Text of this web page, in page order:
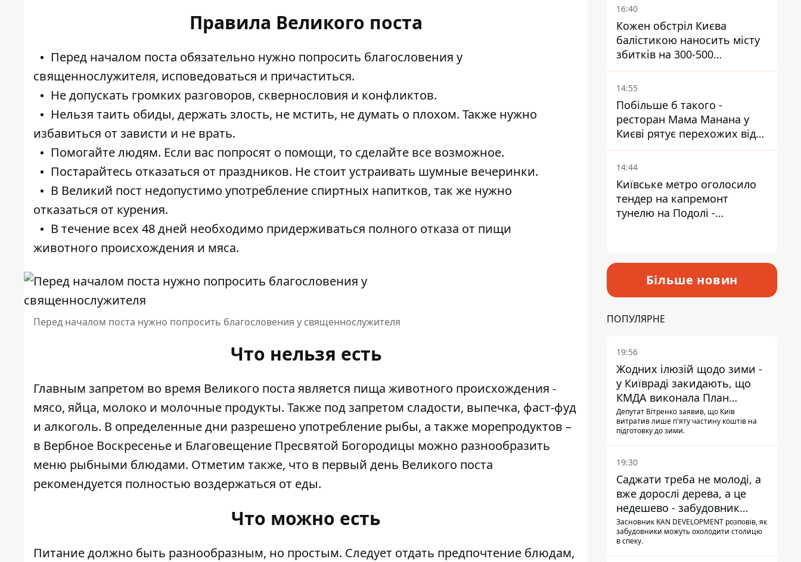
Правила Великого поста
Перед началом поста обязательно нужно попросить благословения у
священнослужителя, исповедоваться и причаститься.
Не допускать громких разговоров, сквернословия и конфликтов.
Нельзя таить обиды, держать злость, не мстить, не думать о плохом. Также нужно
избавиться от зависти и не врать.
Помогайте людям. Если вас попросят о помощи, то сделайте все возможное.
Постарайтесь отказаться от праздников. Не стоит устраивать шумные вечеринки.
В Великий пост недопустимо употребление спиртных напитков, так же нужно
отказаться от курения.
В течение всех 48 дней необходимо придерживаться полного отказа от пищи
животного происхождения и мяса.
Перед началом поста нужно попросить благословения у священнослужителя
Что нельзя есть
Главным запретом во время Великого поста является пища животного происхождения -
мясо, яйца, молоко и молочные продукты. Также под запретом сладости, выпечка, фаст-фуд
и алкоголь. В определенные дни разрешено употребление рыбы, а также морепродуктов –
в Вербное Воскресенье и Благовещение Пресвятой Богородицы можно разнообразить
меню рыбными блюдами. Отметим также, что в первый день Великого поста
рекомендуется полностью воздержаться от еды.
Что можно есть
Питание должно быть разнообразным, но простым. Следует отдать предпочтение блюдам,
16:40
Кожен обстріл Києва
балістикою наносить місту
збитків на 300-500
мільйонів - Петро
Пантелеєв
14:55
Побільше б такого -
ресторан Мама Манана у
Києві рятує перехожих від
спеки
14:44
Київське метро оголосило
тендер на капремонт
тунелю на Подолі -
Більше новин
ПОПУЛЯРНЕ
19:56
Жодних ілюзій щодо зими -
у Київраді закидають, що
КМДА виконала План
стійкості на 20%
Депутат Вітренко заявив, що Київ
витратив лише п'яту частину коштів на
підготовку до зими.
19:30
Саджати треба не молоді, а
вже дорослі дерева, а це
недешево - забудовник
Ніконов
Засновник KAN DEVELOPMENT розповів, як
забудовники можуть охолодити столицю
в спеку.